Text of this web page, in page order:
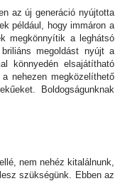
az új generáció nyújtotta
például, hogy immáron a
megkönnyítik a leghátsó
megoldást nyújt a
könnyedén elsajátítható
nehezen megközelíthető
Boldogságunknak
nem nehéz kitalálnunk,
szükségünk. Ebben az